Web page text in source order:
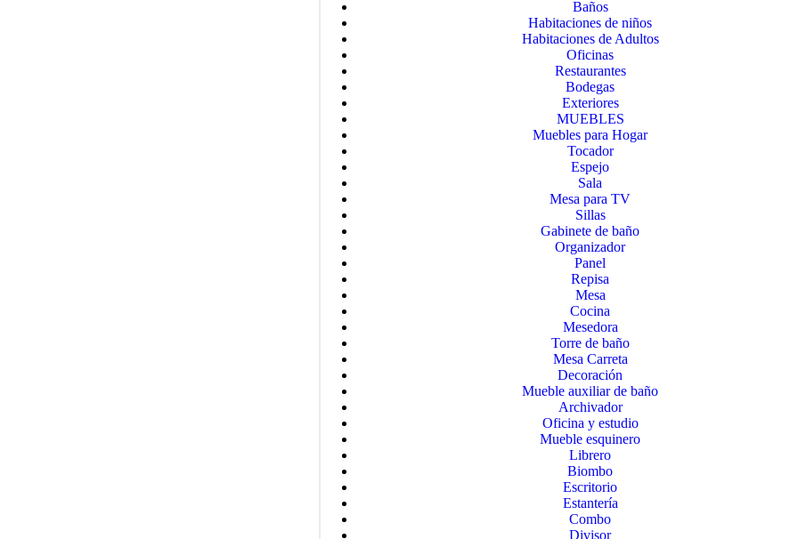
Baños
Habitaciones de niños
Habitaciones de Adultos
Oficinas
Restaurantes
Bodegas
Exteriores
MUEBLES
Muebles para Hogar
Tocador
Espejo
Sala
Mesa para TV
Sillas
Gabinete de baño
Organizador
Panel
Repisa
Mesa
Cocina
Mesedora
Torre de baño
Mesa Carreta
Decoración
Mueble auxiliar de baño
Archivador
Oficina y estudio
Mueble esquinero
Librero
Biombo
Escritorio
Estantería
Combo
Divisor